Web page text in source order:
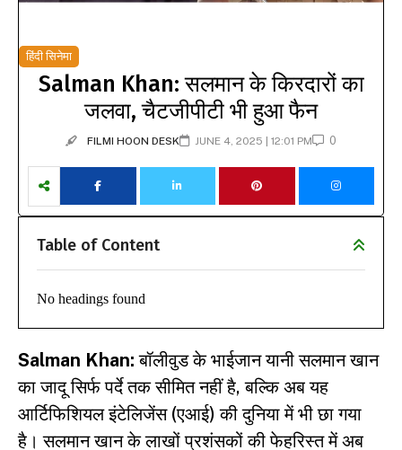
हिंदी सिनेमा
Salman Khan: सलमान के किरदारों का
जलवा, चैटजीपीटी भी हुआ फैन
FILMI HOON DESK JUNE 4, 2025 | 12:01 PM 0
Table of Content
No headings found
Salman Khan: बॉलीवुड के भाईजान यानी सलमान खान
का जादू सिर्फ पर्दे तक सीमित नहीं है, बल्कि अब यह
आर्टिफिशियल इंटेलिजेंस (एआई) की दुनिया में भी छा गया
है। सलमान खान के लाखों प्रशंसकों की फेहरिस्त में अब